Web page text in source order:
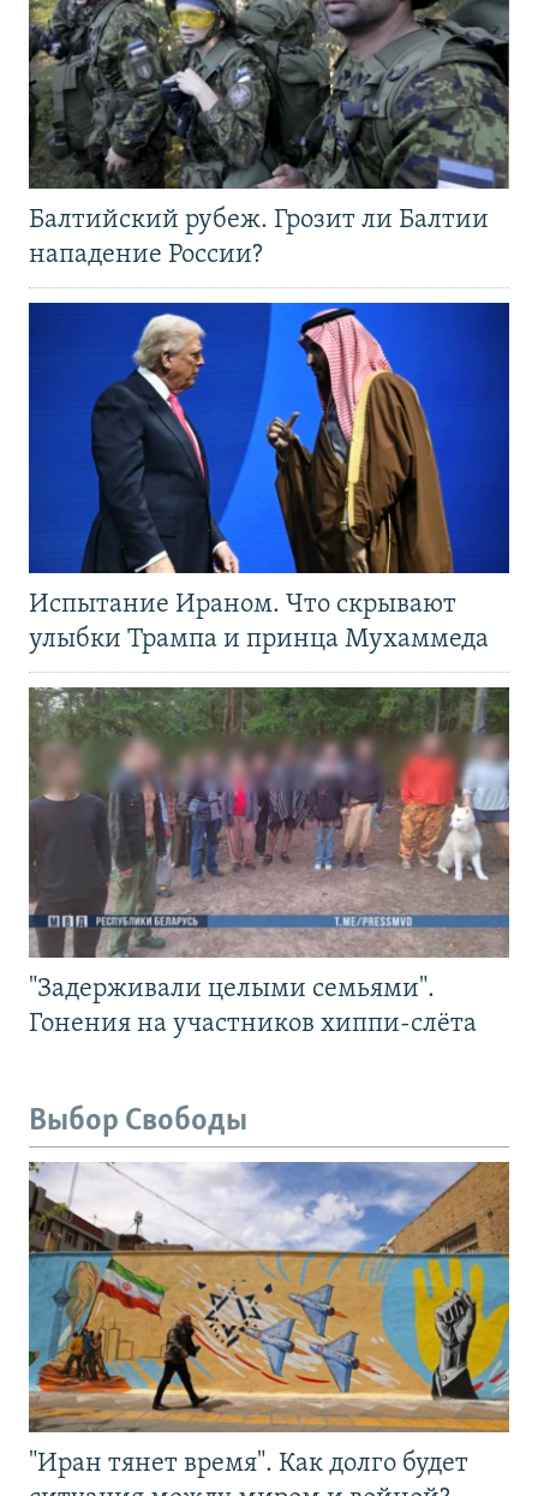
Балтийский рубеж. Грозит ли Балтии
нападение России?
Испытание Ираном. Что скрывают
улыбки Трампа и принца Мухаммеда
"Задерживали целыми семьями".
Гонения на участников хиппи-слёта
Выбор Свободы
"Иран тянет время". Как долго будет